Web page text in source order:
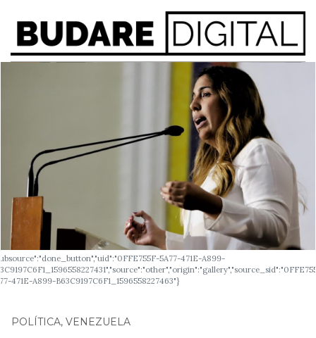
5A77-471E-A899-
471E-A899-B63C9197C6F1_1596558227463"}
POLÍTICA, VENEZUELA